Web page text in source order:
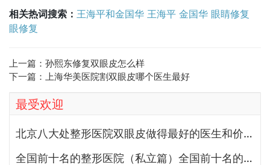
相关热词搜索： 王海平和金国华 王海平 金国华 眼睛修复
眼修复
上一篇： 孙熙东修复双眼皮怎么样
下一篇： 上海华美医院割双眼皮哪个医生最好
最受欢迎
北京八大处整形医院双眼皮做得最好的医生和价格大全
全国前十名的整形医院（私立篇）全国前十名的私立整形医院排名大全